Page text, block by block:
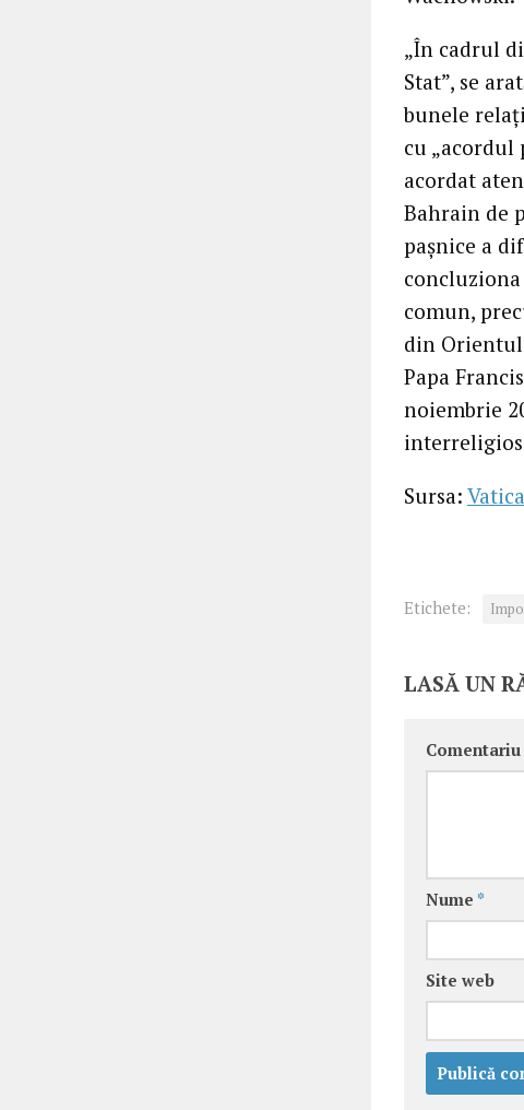
„În cadrul
Stat”, se
bunele
cu „acordul
acordat
Bahrain de
pașnice a
comun,
din
Papa
noiembrie
Sursa:
Etichete:
LASĂ UN
Comentariu
Nume *
Site web